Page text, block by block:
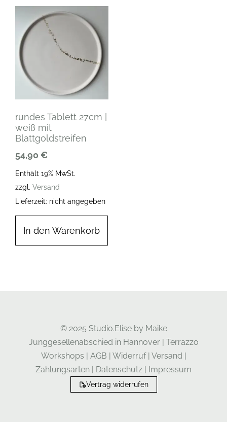
rundes Tablett 27cm |
weiß mit
Blattgoldstreifen
54,90 €
Enthält 19% MwSt.
zzgl. Versand
Lieferzeit: nicht angegeben
In den Warenkorb
© 2025 Studio.Elise by Maike
Junggesellenabschied in Hannover| Terrazzo
Workshops | AGB | Widerruf| Versand |
Zahlungsarten | Datenschutz | Impressum
Vertrag widerrufen